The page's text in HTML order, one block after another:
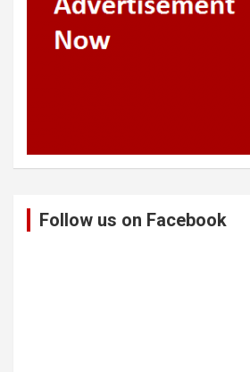
Follow us on Facebook